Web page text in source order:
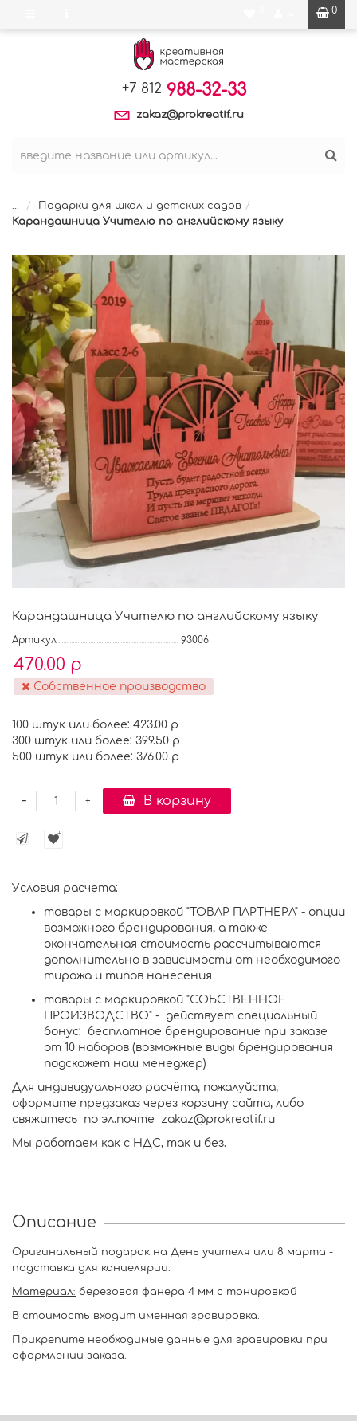
0
+7 812 988-32-33
zakaz@prokreatif.ru
...
Подарки для школ и детских садов
Карандашница Учителю по английскому языку
Карандашница Учителю по английскому языку
Артикул 93006
470.00 р
Собственное производство
100 штук или более: 423.00 р
300 штук или более: 399.50 р
500 штук или более: 376.00 р
+
- В корзину
Условия расчета:
товары с маркировкой "ТОВАР ПАРТНЁРА" - опции
возможного брендирования, а также
окончательная стоимость рассчитываются
дополнительно в зависимости от необходимого
тиража и типов нанесения
товары с маркировкой "СОБСТВЕННОЕ
ПРОИЗВОДСТВО" - действует специальный
бонус: бесплатное брендирование при заказе
от 10 наборов (возможные виды брендирования
подскажет наш менеджер)
Для индивидуального расчёта, пожалуйста,
оформите предзаказ через корзину сайта, либо
свяжитесь по эл.почте zakaz@prokreatif.ru
Мы работаем как с НДС, так и без.
Описание
Оригинальный подарок на День учителя или 8 марта -
подставка для канцелярии.
Материал: березовая фанера 4 мм с тонировкой
В стоимость входит именная гравировка.
Прикрепите необходимые данные для гравировки при
оформлении заказа.